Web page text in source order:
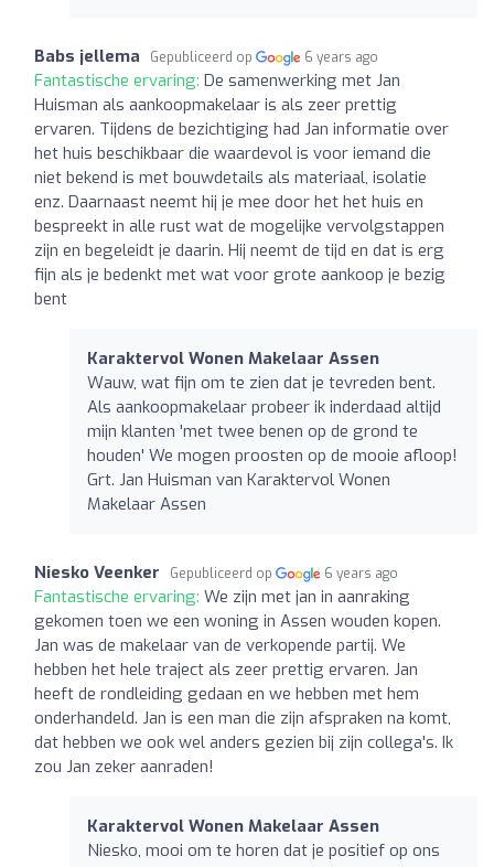
Babs jellema Gepubliceerd op 6 years ago
Fantastische ervaring: De samenwerking met Jan
Huisman als aankoopmakelaar is als zeer prettig
ervaren. Tijdens de bezichtiging had Jan informatie over
het huis beschikbaar die waardevol is voor iemand die
niet bekend is met bouwdetails als materiaal, isolatie
enz. Daarnaast neemt hij je mee door het het huis en
bespreekt in alle rust wat de mogelijke vervolgstappen
zijn en begeleidt je daarin. Hij neemt de tijd en dat is erg
fijn als je bedenkt met wat voor grote aankoop je bezig
bent
Karaktervol Wonen Makelaar Assen
Wauw, wat fijn om te zien dat je tevreden bent.
Als aankoopmakelaar probeer ik inderdaad altijd
mijn klanten 'met twee benen op de grond te
houden' We mogen proosten op de mooie afloop!
Grt. Jan Huisman van Karaktervol Wonen
Makelaar Assen
Niesko Veenker Gepubliceerd op 6 years ago
Fantastische ervaring: We zijn met jan in aanraking
gekomen toen we een woning in Assen wouden kopen.
Jan was de makelaar van de verkopende partij. We
hebben het hele traject als zeer prettig ervaren. Jan
heeft de rondleiding gedaan en we hebben met hem
onderhandeld. Jan is een man die zijn afspraken na komt,
dat hebben we ook wel anders gezien bij zijn collega's. Ik
zou Jan zeker aanraden!
Karaktervol Wonen Makelaar Assen
Niesko, mooi om te horen dat je positief op ons